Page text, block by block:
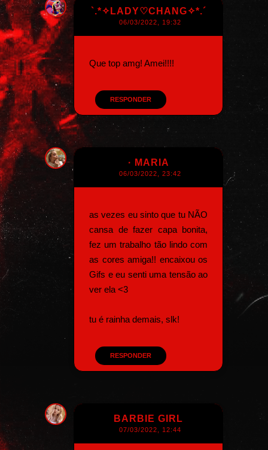
`.*✧LADY♡CHANG✧*.´
06/03/2022, 19:32
Que top amg! Amei!!!!
RESPONDER
· MARIA
06/03/2022, 23:42
as vezes eu sinto que tu NÃO
cansa de fazer capa bonita,
fez um trabalho tão lindo com
as cores amiga!! encaixou os
Gifs e eu senti uma tensão ao
ver ela <3
tu é rainha demais, slk!
RESPONDER
BARBIE GIRL
07/03/2022, 12:44